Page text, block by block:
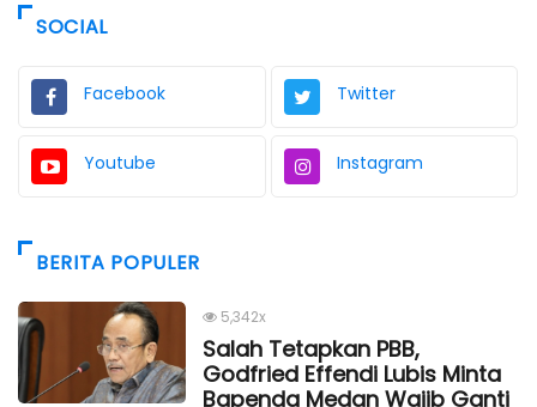
SOCIAL
Facebook Twitter
Youtube Instagram
BERITA POPULER
5,342x
Salah Tetapkan PBB,
Godfried Effendi Lubis Minta
Bapenda Medan Wajib Ganti